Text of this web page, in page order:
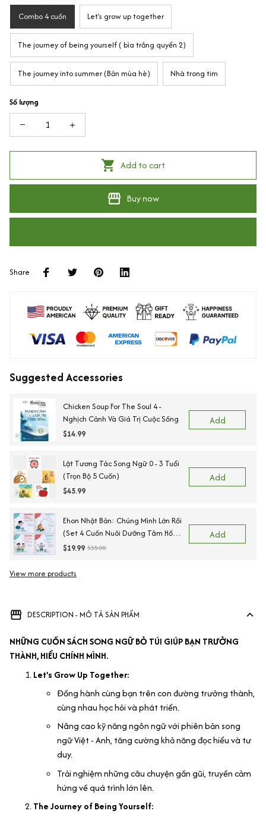
Combo 4 cuốn Let's grow up together
The journey of being yourself ( bìa trắng quyển 2)
The journey into summer (Bản mùa hè) Nhà trong tim
Số lượng
Add to cart
Buy now
Share
Suggested Accessories
Chicken Soup For The Soul 4 -
Nghịch Cảnh Và Giá Trị Cuộc Sống
$14.99
Add
Lật Tương Tác Song Ngữ 0 - 3 Tuổi
(Trọn Bộ 5 Cuốn)
$45.99
Add
Ehon Nhật Bản: Chúng Mình Lớn Rồi
(Set 4 Cuốn Nuôi Dưỡng Tâm Hồn
Trẻ Từ 3-6 Tuổi / Ehon Cùng Con
$19.99 $35.00
Add
View more products
DESCRIPTION - MÔ TẢ SẢN PHẨM
NHỮNG CUỐN SÁCH SONG NGỮ BỎ TÚI GIÚP BẠN TRƯỞNG
THÀNH, HIỂU CHÍNH MÌNH.
Let's Grow Up Together:
Đồng hành cùng bạn trên con đường trưởng thành,
cùng nhau học hỏi và phát triển.
Nâng cao kỹ năng ngôn ngữ với phiên bản song
ngữ Việt - Anh, tăng cường khả năng đọc hiểu và tư
duy.
Trải nghiệm những câu chuyện gần gũi, truyền cảm
hứng về quá trình lớn lên.
The Journey of Being Yourself: